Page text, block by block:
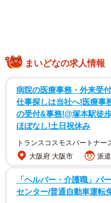
まいどなの求人情報
病院の医療事務・外来受
仕事探しは当社へ!医療事
の受付&事務!@塚本駅徒
ほぼなし!土日祝休み
トランスコスモスパートナー
大阪府 大阪市
派
「ヘルパー・介護職」パ
センター/普通自動車運転